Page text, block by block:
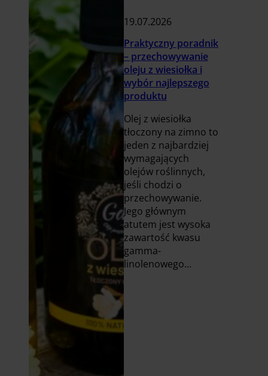
19.07.2026
Praktyczny poradnik
– przechowywanie
oleju z wiesiołka i
wybór najlepszego
produktu
Olej z wiesiołka
tłoczony na zimno to
jeden z najbardziej
wymagających
olejów roślinnych,
jeśli chodzi o
przechowywanie.
Jego głównym
atutem jest wysoka
zawartość kwasu
gamma-
linolenowego...